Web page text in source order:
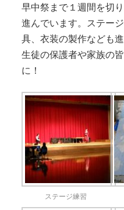
早中祭まで１週間を切
進んでいます。ステー
具、衣装の製作なども
生徒の保護者や家族の
に！
ステージ練習